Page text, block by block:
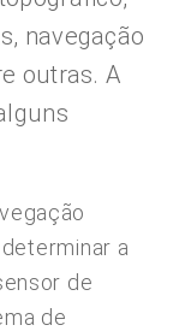
navegação
outras. A
a
de
de